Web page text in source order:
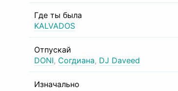
Где ты была
KALVADOS
Отпускай
DONI, Согдиана, DJ Daveed
Изначально